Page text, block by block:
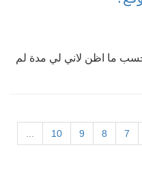
حسب ما اظن لاني لي مدة لم
7
8
9
10